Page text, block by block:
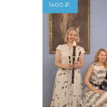
1400 ₽